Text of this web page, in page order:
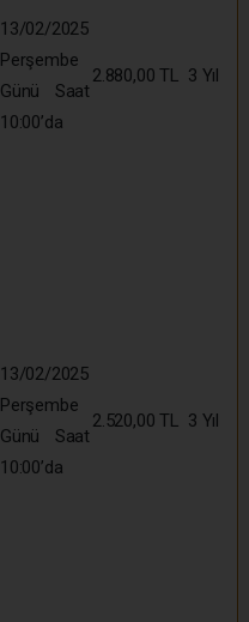
13/02/2025
Perşembe
Günü Saat
10:00’da
2.880,00 TL 3 Yıl
13/02/2025
Perşembe
Günü Saat
10:00’da
2.520,00 TL 3 Yıl